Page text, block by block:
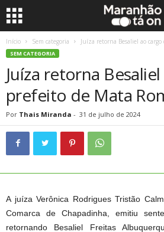
Início Sem categoria Juíza retorna Besaliel ao
SEM CATEGORIA
Juíza retorna
prefeito de Mata
Por Thais Miranda - 31 de julho de 2024
A juíza Verônica Rodrigues Tristão
Comarca de Chapadinha, emitiu
retornando Besaliel Freitas